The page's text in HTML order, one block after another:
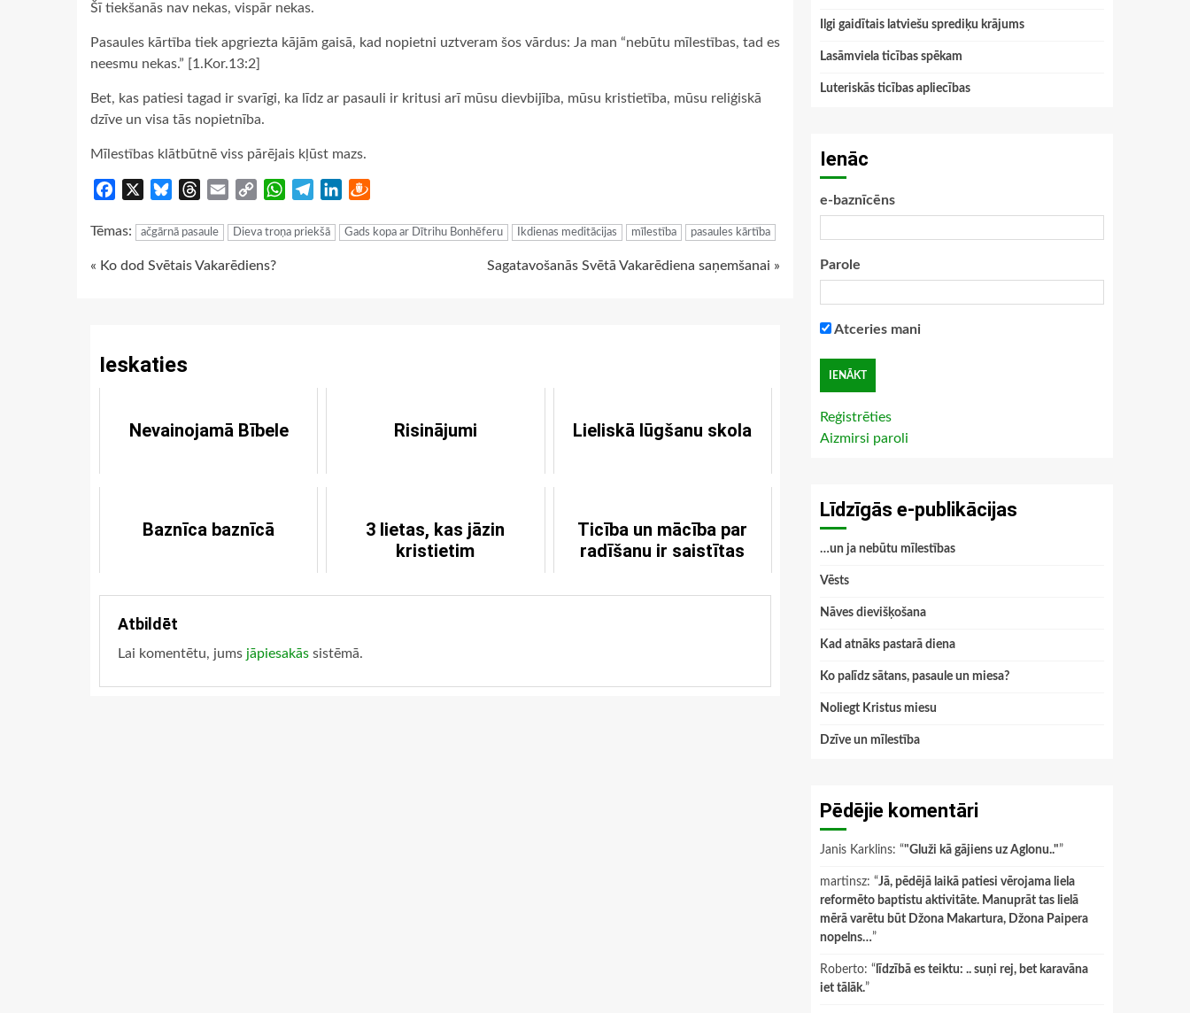
Šī tiekšanās nav nekas, vispār nekas.
Pasaules kārtība tiek apgriezta kājām gaisā, kad nopietni uztveram šos vārdus: Ja man “nebūtu mīlestības, tad es
neesmu nekas.” [1.Kor.13:2]
Bet, kas patiesi tagad ir svarīgi, ka līdz ar pasauli ir kritusi arī mūsu dievbijība, mūsu kristietība, mūsu reliģiskā
dzīve un visa tās nopietnība.
Mīlestības klātbūtnē viss pārējais kļūst mazs.
Facebook BlueskyThreads
Email
Copy
WhatsApp
TelegramLinkedIn
Tēmas: ačgārnā pasaule Dieva troņa priekšā Gads kopa ar Dītrihu Bonhēferu Ikdienas meditācijas mīlestība pasaules kārtība
Continue
« Ko dod Svētais Vakarēdiens? Sagatavošanās Svētā Vakarēdiena saņemšanai »
Ieskaties
Nevainojamā Bībele Risinājumi Lieliskā lūgšanu skola
Baznīca baznīcā
3 lietas, kas jāzin
kristietim
Ticība un mācība par
radīšanu ir saistītas
Atbildēt
Lai komentētu, jums jāpiesakās sistēmā.
Ilgi gaidītais latviešu sprediķu krājums
Lasāmviela ticības spēkam
Luteriskās ticības apliecības
Ienāc
e-baznīcēns
Parole
Atceries mani
Reģistrēties
Aizmirsi paroli
Līdzīgās e-publikācijas
…un ja nebūtu mīlestības
Vēsts
Nāves dievišķošana
Kad atnāks pastarā diena
Ko palīdz sātans, pasaule un miesa?
Noliegt Kristus miesu
Dzīve un mīlestība
Pēdējie komentāri
Janis Karklins: “"Gluži kā gājiens uz Aglonu.."”
martinsz: “Jā, pēdējā laikā patiesi vērojama liela
reformēto baptistu aktivitāte. Manuprāt tas lielā
mērā varētu būt Džona Makartura, Džona Paipera
nopelns…”
Roberto: “ līdzībā es teiktu: .. suņi rej, bet karavāna
iet tālāk.”